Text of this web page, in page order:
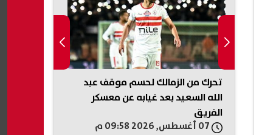
تحرك من الزمالك لحسم موقف عبد
الله السعيد بعد غيابه عن معسكر
الفريق